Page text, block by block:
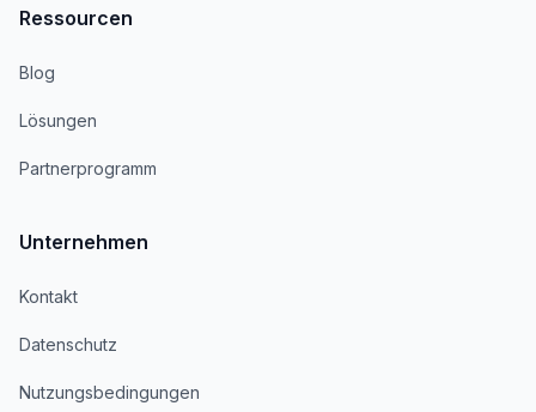
Ressourcen
Blog
Lösungen
Partnerprogramm
Unternehmen
Kontakt
Datenschutz
Nutzungsbedingungen